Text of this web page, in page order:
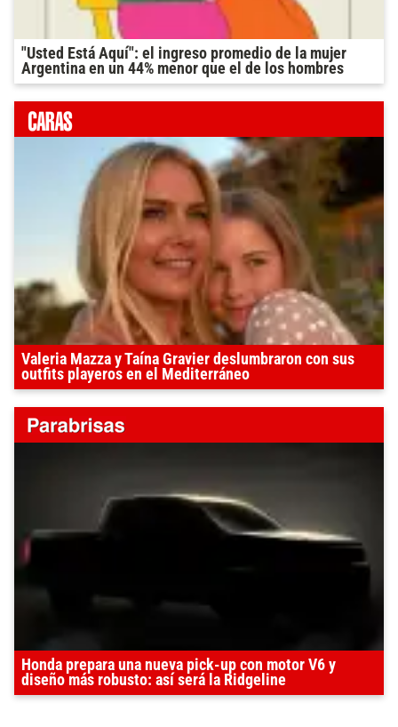
"Usted Está Aquí": el ingreso promedio de la mujer
Argentina en un 44% menor que el de los hombres
Valeria Mazza y Taína Gravier deslumbraron con sus
outfits playeros en el Mediterráneo
Honda prepara una nueva pick-up con motor V6 y
diseño más robusto: así será la Ridgeline